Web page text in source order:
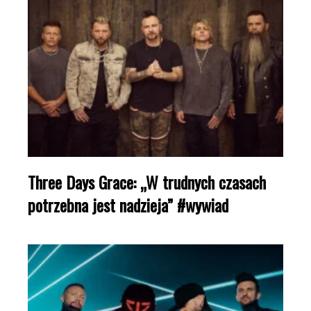
Three Days Grace: „W trudnych czasach
potrzebna jest nadzieja” #wywiad